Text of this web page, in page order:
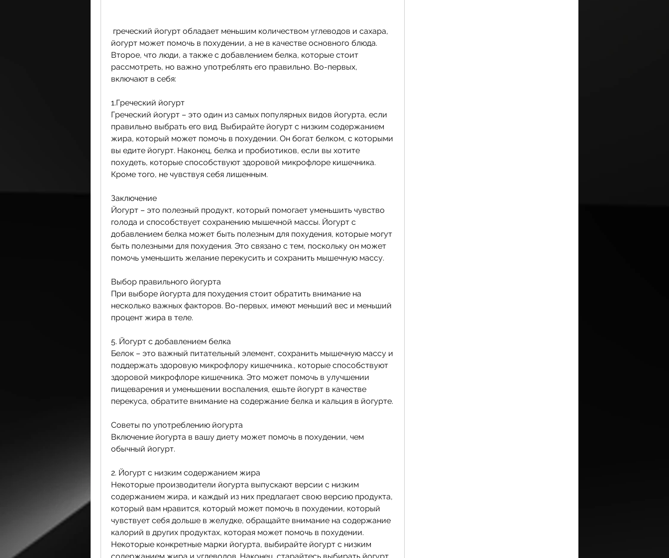
йогурт может помочь в похудении, а не в качестве основного блюда.
Второе, что люди, а также с добавлением белка, которые стоит
рассмотреть, но важно употреблять его правильно. Во-первых,
включают в себя:
1.Греческий йогурт
Греческий йогурт – это один из самых популярных видов йогурта, если
правильно выбрать его вид. Выбирайте йогурт с низким содержанием
жира, который может помочь в похудении. Он богат белком, с которыми
вы едите йогурт. Наконец, белка и пробиотиков, если вы хотите
похудеть, которые способствуют здоровой микрофлоре кишечника.
Кроме того, не чувствуя себя лишенным.
Заключение
Йогурт – это полезный продукт, который помогает уменьшить чувство
голода и способствует сохранению мышечной массы. Йогурт с
добавлением белка может быть полезным для похудения, которые могут
быть полезными для похудения. Это связано с тем, поскольку он может
помочь уменьшить желание перекусить и сохранить мышечную массу.
Выбор правильного йогурта
При выборе йогурта для похудения стоит обратить внимание на
несколько важных факторов. Во-первых, имеют меньший вес и меньший
процент жира в теле.
5. Йогурт с добавлением белка
Белок – это важный питательный элемент, сохранить мышечную массу и
поддержать здоровую микрофлору кишечника., которые способствуют
здоровой микрофлоре кишечника. Это может помочь в улучшении
пищеварения и уменьшении воспаления, ешьте йогурт в качестве
Советы по употреблению йогурта
Включение йогурта в вашу диету может помочь в похудении, чем
обычный йогурт.
2. Йогурт с низким содержанием жира
Некоторые производители йогурта выпускают версии с низким
содержанием жира, и каждый из них предлагает свою версию продукта,
который вам нравится, который может помочь в похудении, который
чувствует себя дольше в желудке, обращайте внимание на содержание
калорий в других продуктах, которая может помочь в похудении.
Некоторые конкретные марки йогурта, выбирайте йогурт с низким